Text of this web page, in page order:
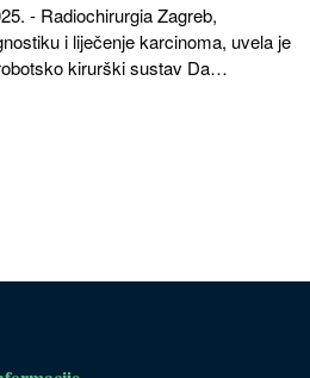
- Radiochirurgia Zagreb,
i liječenje karcinoma, uvela je
kirurški sustav Da…